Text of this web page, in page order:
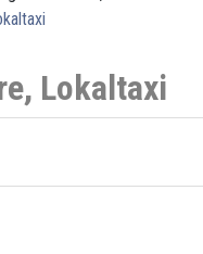
Lokaltaxi